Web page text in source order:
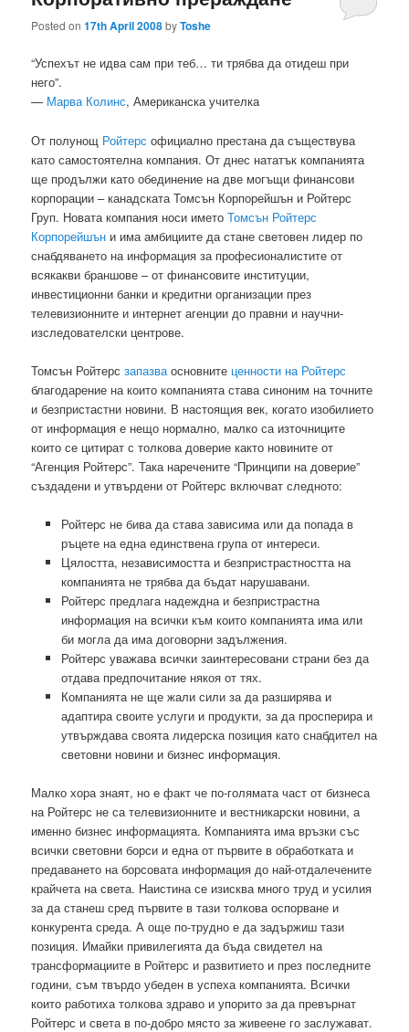
Posted on17th April 2008byToshe
“Успехът не идва сам при теб… ти трябва да отидеш при
него”.
— Марва Колинс, Американска учителка
От полунощ Ройтерс официално престана да съществува
като самостоятелна компания. От днес нататък компанията
ще продължи като обединение на две могъщи финансови
корпорации – канадската Томсън Корпорейшън и Ройтерс
Груп. Новата компания носи иметоТомсън Ройтерс
Корпорейшън и има амбициите да стане световен лидер по
снабдяването на информация за професионалистите от
всякакви браншове – от финансовите институции,
инвестиционни банки и кредитни организации през
телевизионните и интернет агенции до правни и научни-
изследователски центрове.
Томсън Ройтерсзапазва основните ценности на Ройтерс
благодарение на които компанията става синоним на точните
и безпристастни новини. В настоящия век, когато изобилието
от информация е нещо нормално, малко са източниците
които се цитират с толкова доверие както новините от
“Агенция Ройтерс”. Така наречените “Принципи на доверие”
създадени и утвърдени от Ройтерс включват следното:
Ройтерс не бива да става зависима или да попада в
ръцете на една единствена група от интереси.
Цялостта, независимостта и безпристрастността на
компанията не трябва да бъдат нарушавани.
Ройтерс предлага надеждна и безпристрастна
информация на всички към които компанията има или
би могла да има договорни задължения.
Ройтерс уважава всички заинтересовани страни без да
отдава предпочитание някоя от тях.
Компанията не ще жали сили за да разширява и
адаптира своите услуги и продукти, за да просперира и
утвърждава своята лидерска позиция като снабдител на
световни новини и бизнес информация.
Малко хора знаят, но e факт че по-голямата част от бизнеса
на Ройтерс не са телевизионните и вестникарски новини, а
именно бизнес информацията. Компанията има връзки със
всички световни борси и една от първите в обработката и
предаването на борсовата информация до най-отдалечените
крайчета на света. Наистина се изисква много труд и усилия
за да станеш сред първите в тази толкова оспорване и
конкурента среда. А още по-трудно е да задържиш тази
позиция. Имайки привилегията да бъда свидетел на
трансформациите в Ройтерс и развитието и през последните
години, съм твърдо убеден в успеха компанията. Всички
които работиха толкова здраво и упорито за да превърнат
Ройтерс и света в по-добро място за живеене го заслужават.